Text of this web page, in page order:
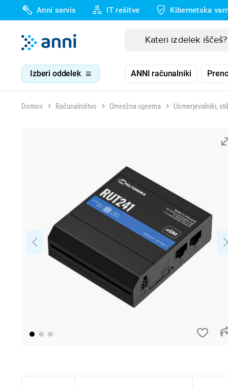
Anni servis IT rešitve Kibernetska
Izberi oddelek ANNI računalniki
Domov Računalništvo Omrežna oprema Usmerjevalniki,